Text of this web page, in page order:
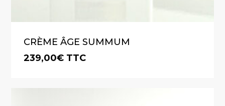
CRÈME ÂGE SUMMUM
239,00€ TTC